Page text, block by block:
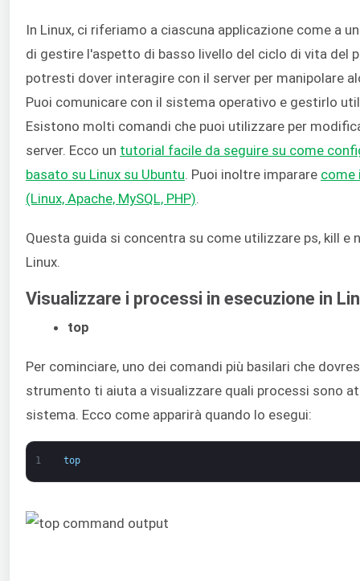
In Linux, ci riferiamo a ciascuna applicazione come a
di gestire l'aspetto di basso livello del ciclo di vita del
potresti dover interagire con il server per manipolare
Puoi comunicare con il sistema operativo e gestirlo
Esistono molti comandi che puoi utilizzare per
server. Ecco un tutorial facile da seguire su come
basato su Linux su Ubuntu. Puoi inoltre imparare come
(Linux, Apache, MySQL, PHP).
Questa guida si concentra su come utilizzare ps, kill e
Linux.
Visualizzare i processi in esecuzione in
top
Per cominciare, uno dei comandi più basilari che
strumento ti aiuta a visualizzare quali processi sono
sistema. Ecco come apparirà quando lo esegui:
1 top